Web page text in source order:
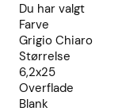
Du har valgt
Farve
Grigio Chiaro
Størrelse
6,2x25
Overflade
Blank